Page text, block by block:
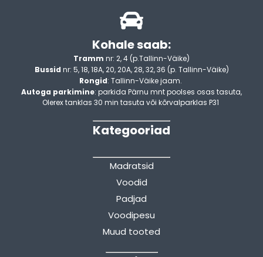
Kohale saab:
Tramm nr: 2, 4 (p.Tallinn-Väike)
Bussid nr: 5, 18, 18A, 20, 20A, 28, 32, 36 (p. Tallinn-Väike)
Rongid: Tallinn-Väike jaam.
Autoga parkimine: parkida Pärnu mnt poolses osas tasuta,
Olerex tanklas 30 min tasuta või kõrvalparklas P31
Kategooriad
Madratsid
Voodid
Padjad
Voodipesu
Muud tooted